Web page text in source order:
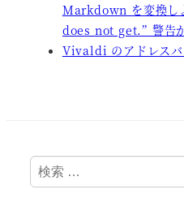
Markdown を変換し
does not get.” 警告
Vivaldi のアドレスバ
検
索